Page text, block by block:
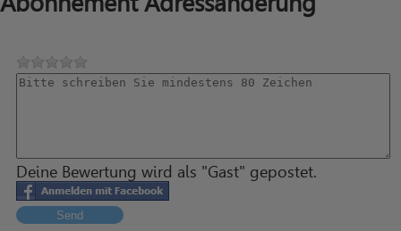
Deine Bewertung wird als "Gast" gepostet.
Send